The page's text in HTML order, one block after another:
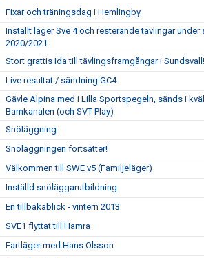
Fixar och träningsdag i Hemlingby
Inställt läger Sve 4 och resterande tävlingar under
2020/2021
Stort grattis Ida till tävlingsframgångar i Sundsvall!
Live resultat / sändning GC4
Gävle Alpina med i Lilla Sportspegeln, sänds i
Barnkanalen (och SVT Play)
Snöläggning
Snöläggningen fortsätter!
Välkommen till SWE v5 (Familjeläger)
Inställd snöläggarutbildning
En tillbakablick - vintern 2013
SVE1 flyttat till Hamra
Fartläger med Hans Olsson